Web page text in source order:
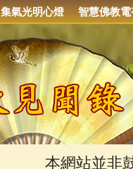
集氣光明心燈 智慧佛教電
本網站並非鼓